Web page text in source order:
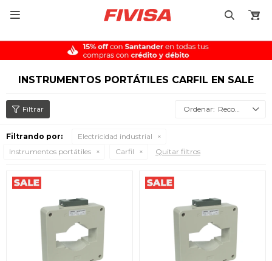

INSTRUMENTOS PORTÁTILES CARFIL EN SALE
Recomendados
Filtrando por:
Electricidad industrial
Instrumentos portátiles
Carfil Quitar filtros